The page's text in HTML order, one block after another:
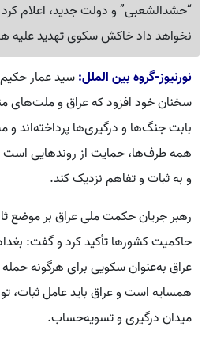
“حشدالشعبی” و دولت جدید، اعلام کرد
نخواهد داد خاکش سکوی تهدید علیه
نورنیوز-گروه بین الملل:سید عمار حکیم
سخنان خود افزود که عراق و ملت‌های
بابت جنگ‌ها و درگیری‌ها پرداخته‌اند
همه طرف‌ها، حمایت از روندهایی است
و به ثبات و تفاهم نزدیک کند.
رهبر جریان حکمت ملی عراق بر موضع
حاکمیت کشورها تأکید کرد و گفت:
عراق به‌عنوان سکویی برای هرگونه
همسایه است و عراق باید عامل ثبات،
میدان درگیری و تسویه‌حساب.